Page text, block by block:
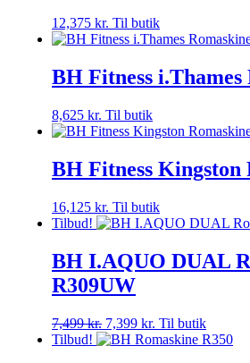
12,375 kr. Til butik
BH Fitness i.Thames
8,625 kr. Til butik
BH Fitness Kingston
16,125 kr. Til butik
Tilbud!
BH I.AQUO DUAL
R309UW
7,499kr. 7,399 kr. Til butik
Tilbud!